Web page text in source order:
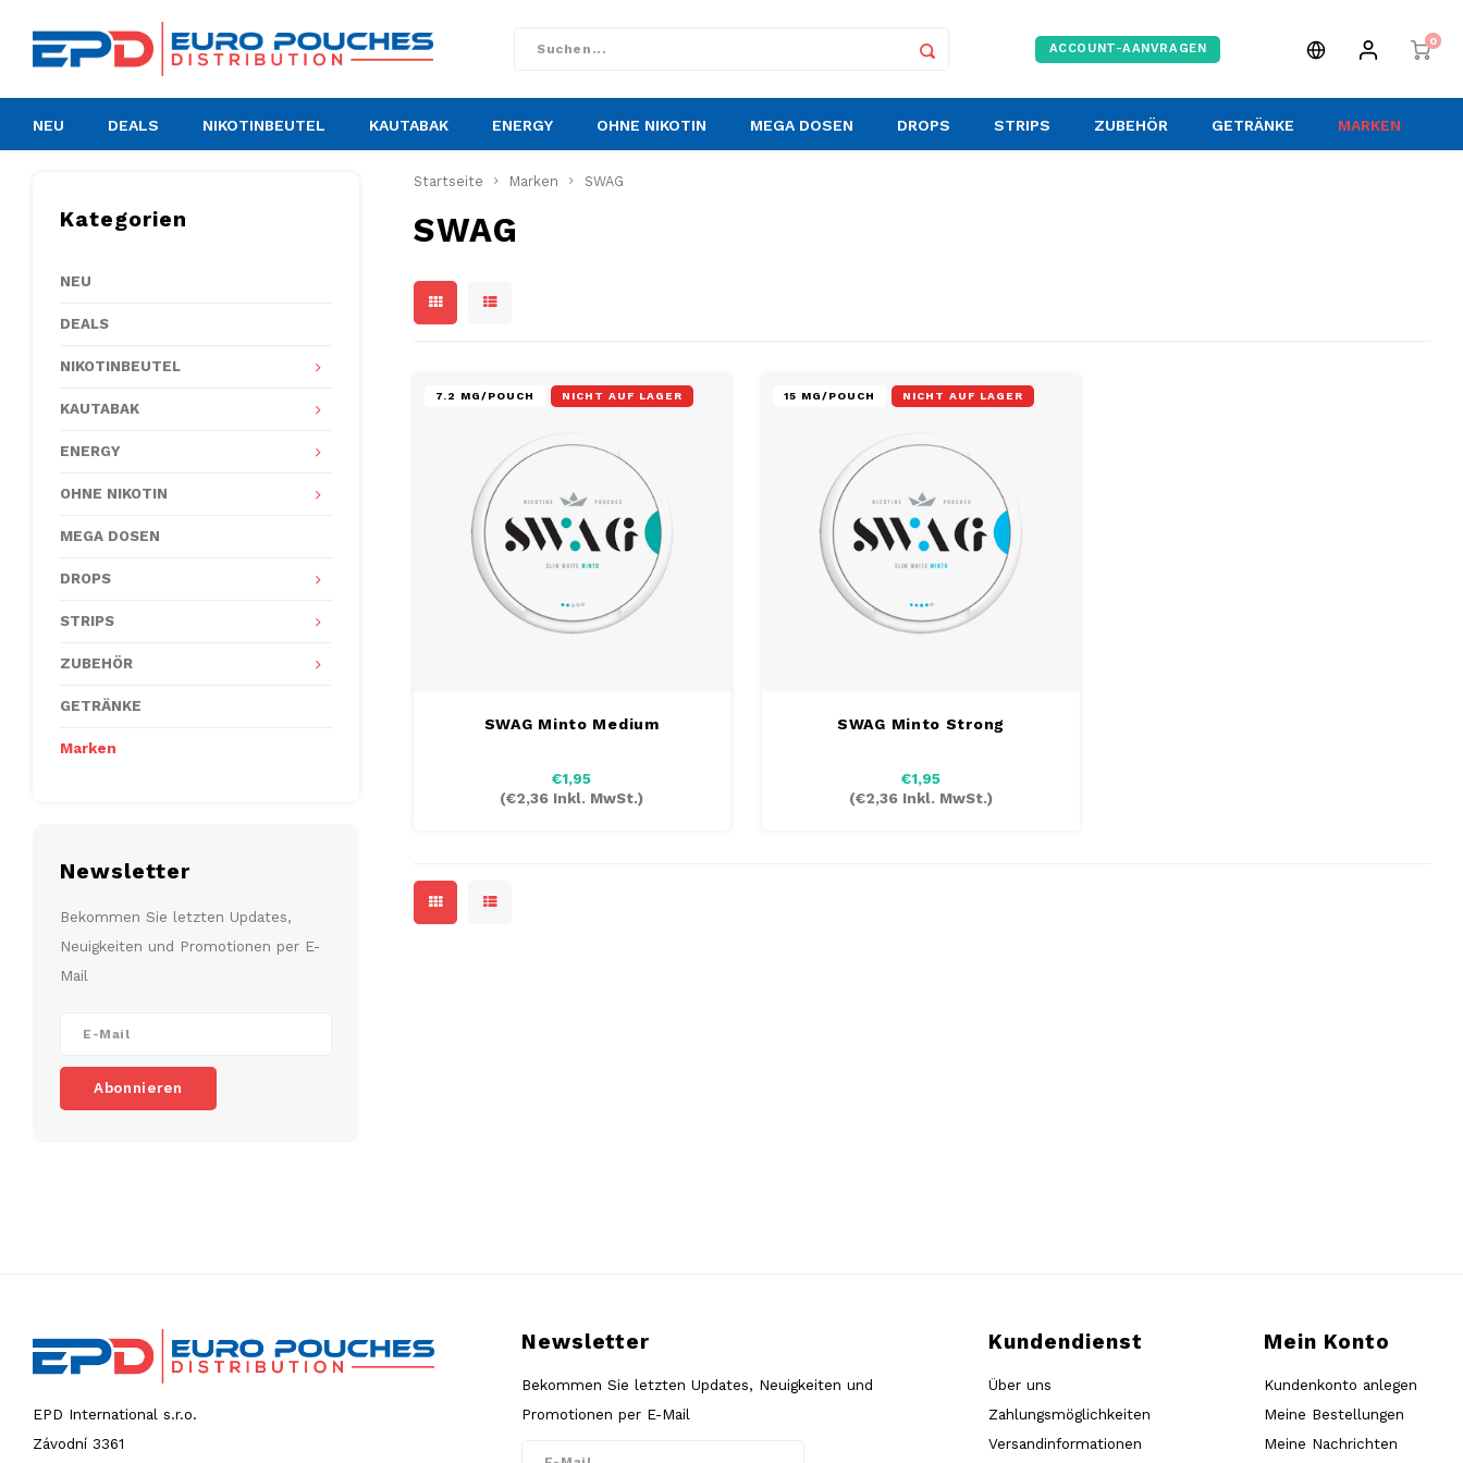
ACCOUNT-AANVRAGEN
0
NEU DEALS NIKOTINBEUTEL KAUTABAK ENERGY OHNE NIKOTIN MEGA DOSEN DROPS STRIPS ZUBEHÖR GETRÄNKE MARKEN
Kategorien
NEU
DEALS
NIKOTINBEUTEL
KAUTABAK
ENERGY
OHNE NIKOTIN
MEGA DOSEN
DROPS
STRIPS
ZUBEHÖR
GETRÄNKE
Marken
Newsletter
Bekommen Sie letzten Updates,
Neuigkeiten und Promotionen per E-
Mail
Abonnieren
Startseite Marken SWAG
SWAG
7.2 MG/POUCH NICHT AUF LAGER
SWAG Minto Medium
€1,95
(€2,36 Inkl. MwSt.)
15 MG/POUCH NICHT AUF LAGER
SWAG Minto Strong
€1,95
(€2,36Inkl. MwSt.)
EPD International s.r.o.
Závodní 3361
Newsletter
Bekommen Sie letzten Updates, Neuigkeiten und
Promotionen per E-Mail
Kundendienst
Über uns
Zahlungsmöglichkeiten
Versandinformationen
Mein Konto
Kundenkonto anlegen
Meine Bestellungen
Meine Nachrichten